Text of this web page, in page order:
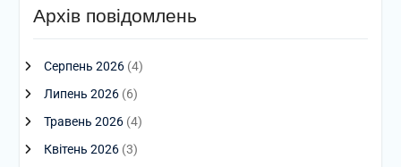
Архів повідомлень
Серпень 2026(4)
Липень 2026(6)
Травень 2026(4)
Квітень 2026(3)